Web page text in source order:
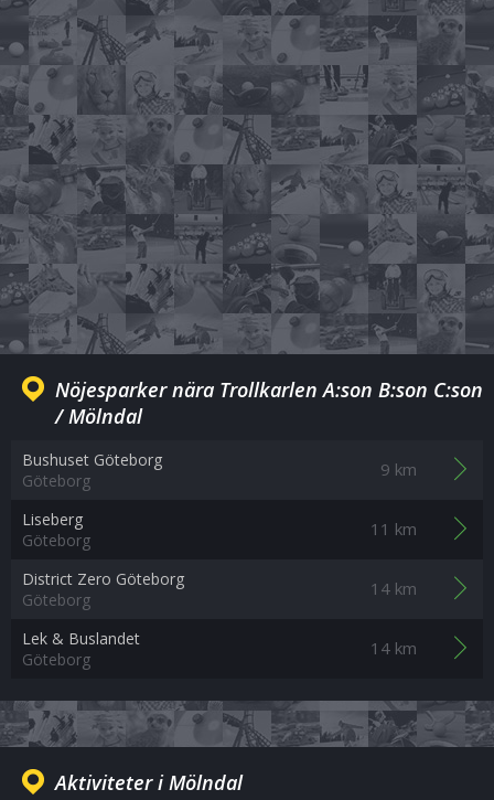
Nöjesparker nära Trollkarlen A:son B:son C:son
/ Mölndal
Bushuset Göteborg
Göteborg
9 km
Liseberg
Göteborg
11 km
District Zero Göteborg
Göteborg
14 km
Lek & Buslandet
Göteborg
14 km
Aktiviteter i Mölndal